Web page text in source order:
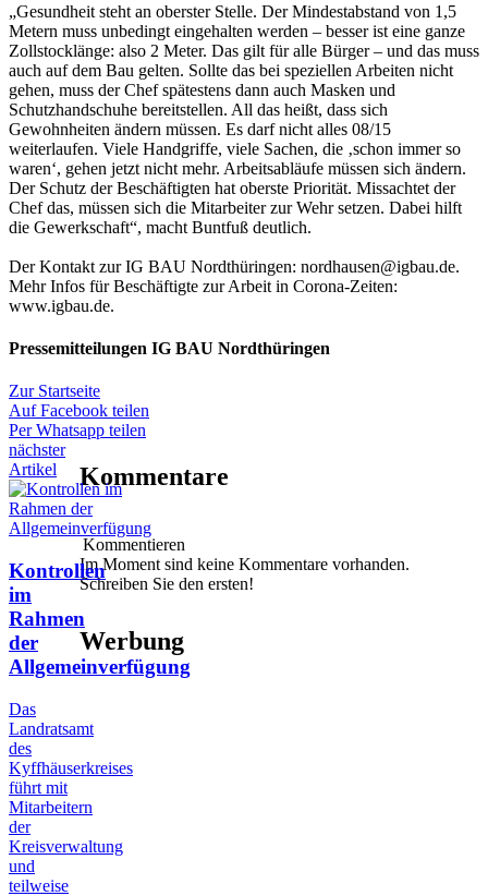
„Gesundheit steht an oberster Stelle. Der Mindestabstand von 1,5
Metern muss unbedingt eingehalten werden – besser ist eine ganze
Zollstocklänge: also 2 Meter. Das gilt für alle Bürger – und das muss
auch auf dem Bau gelten. Sollte das bei speziellen Arbeiten nicht
gehen, muss der Chef spätestens dann auch Masken und
Schutzhandschuhe bereitstellen. All das heißt, dass sich
Gewohnheiten ändern müssen. Es darf nicht alles 08/15
weiterlaufen. Viele Handgriffe, viele Sachen, die ‚schon immer so
waren‘, gehen jetzt nicht mehr. Arbeitsabläufe müssen sich ändern.
Der Schutz der Beschäftigten hat oberste Priorität. Missachtet der
Chef das, müssen sich die Mitarbeiter zur Wehr setzen. Dabei hilft
die Gewerkschaft“, macht Buntfuß deutlich.
Der Kontakt zur IG BAU Nordthüringen: nordhausen@igbau.de.
Mehr Infos für Beschäftigte zur Arbeit in Corona-Zeiten:
www.igbau.de.
Pressemitteilungen IG BAU Nordthüringen
Zur Startseite
Auf Facebook teilen
Per Whatsapp teilen
nächster
Artikel
Kontrollen
im
Rahmen
der
Allgemeinverfügung
Das
Landratsamt
des
Kyffhäuserkreises
führt mit
Mitarbeitern
der
Kreisverwaltung
und
teilweise
Kommentare
Kommentieren
Im Moment sind keine Kommentare vorhanden.
Schreiben Sie den ersten!
Werbung